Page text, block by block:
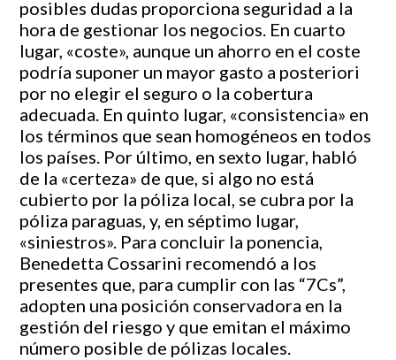
posibles dudas proporciona seguridad a la
hora de gestionar los negocios. En cuarto
lugar, «coste», aunque un ahorro en el coste
podría suponer un mayor gasto a posteriori
por no elegir el seguro o la cobertura
adecuada. En quinto lugar, «consistencia» en
los términos que sean homogéneos en todos
los países. Por último, en sexto lugar, habló
de la «certeza» de que, si algo no está
cubierto por la póliza local, se cubra por la
póliza paraguas, y, en séptimo lugar,
«siniestros». Para concluir la ponencia,
Benedetta Cossarini recomendó a los
presentes que, para cumplir con las “7Cs”,
adopten una posición conservadora en la
gestión del riesgo y que emitan el máximo
número posible de pólizas locales.